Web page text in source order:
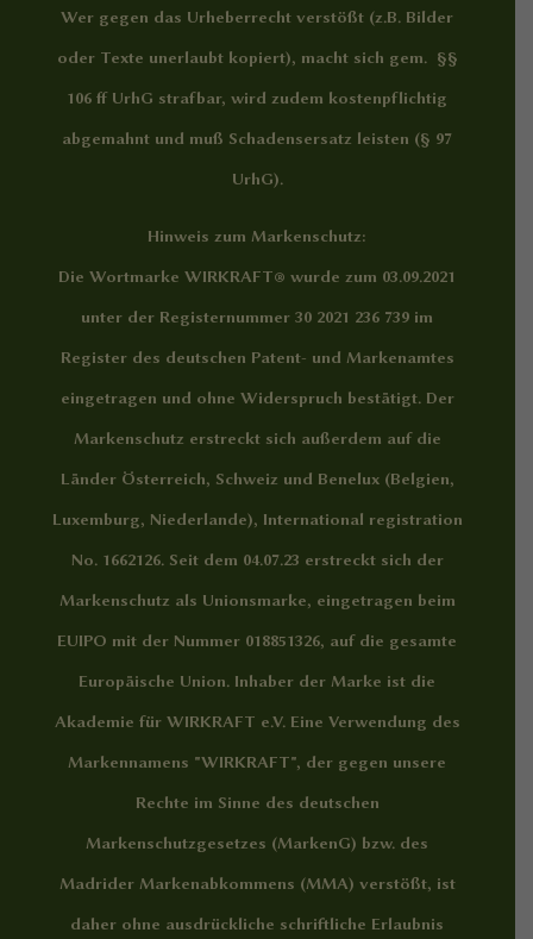
Wer gegen das Urheberrecht verstößt (z.B. Bilder
oder Texte unerlaubt kopiert), macht sich gem. §§
106 ff UrhG strafbar, wird zudem kostenpflichtig
abgemahnt und muß Schadensersatz leisten (§ 97
UrhG).
Hinweis zum Markenschutz:
Die Wortmarke WIRKRAFT® wurde zum 03.09.2021
unter der Registernummer 30 2021 236 739 im
Register des deutschen Patent- und Markenamtes
eingetragen und ohne Widerspruch bestätigt. Der
Markenschutz erstreckt sich außerdem auf die
Länder Österreich, Schweiz und Benelux (Belgien,
Luxemburg, Niederlande), International registration
No. 1662126. Seit dem 04.07.23 erstreckt sich der
Markenschutz als Unionsmarke, eingetragen beim
EUIPO mit der Nummer 018851326, auf die gesamte
Europäische Union. Inhaber der Marke ist die
Akademie für WIRKRAFT e.V. Eine Verwendung des
Markennamens "WIRKRAFT", der gegen unsere
Rechte im Sinne des deutschen
Markenschutzgesetzes (MarkenG) bzw. des
Madrider Markenabkommens (MMA) verstößt, ist
daher ohne ausdrückliche schriftliche Erlaubnis